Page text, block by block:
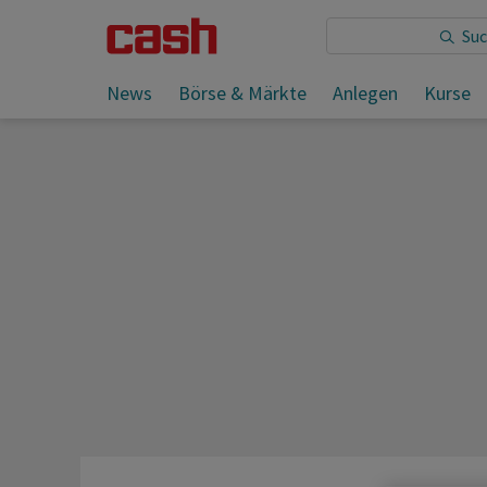
News Börse & Märkte Anlegen Kurse
Sie lesen: